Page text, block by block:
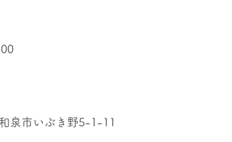
泉市いぶき野5-1-11